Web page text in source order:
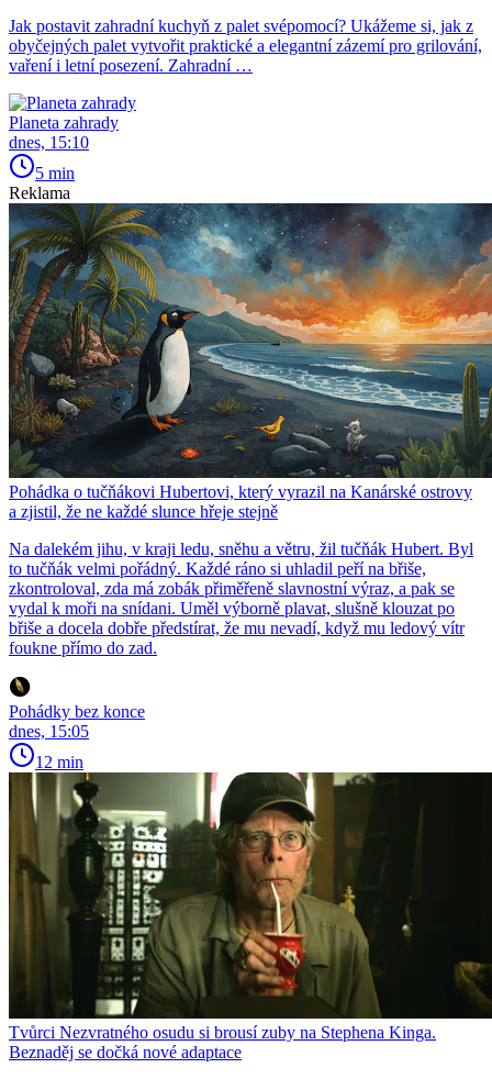
Jak postavit zahradní kuchyň z palet svépomocí? Ukážeme si, jak z
obyčejných palet vytvořit praktické a elegantní zázemí pro grilování,
vaření i letní posezení. Zahradní …
Planeta zahrady
dnes, 15:10
5 min
Reklama
Pohádka o tučňákovi Hubertovi, který vyrazil na Kanárské ostrovy
a zjistil, že ne každé slunce hřeje stejně
Na dalekém jihu, v kraji ledu, sněhu a větru, žil tučňák Hubert. Byl
to tučňák velmi pořádný. Každé ráno si uhladil peří na břiše,
zkontroloval, zda má zobák přiměřeně slavnostní výraz, a pak se
vydal k moři na snídani. Uměl výborně plavat, slušně klouzat po
břiše a docela dobře předstírat, že mu nevadí, když mu ledový vítr
foukne přímo do zad.
Pohádky bez konce
dnes, 15:05
12 min
Tvůrci Nezvratného osudu si brousí zuby na Stephena Kinga.
Beznaděj se dočká nové adaptace